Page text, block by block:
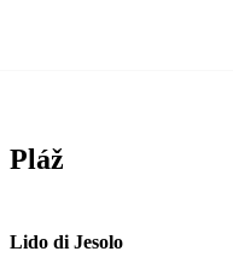
Pláž
Lido di Jesolo